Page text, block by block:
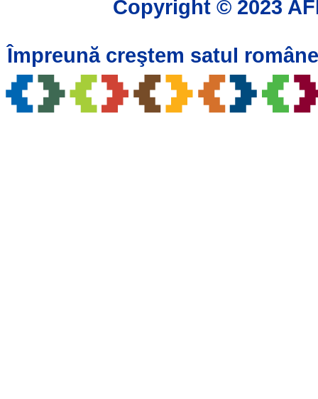
Copyright © 2023
Împreună creştem satul